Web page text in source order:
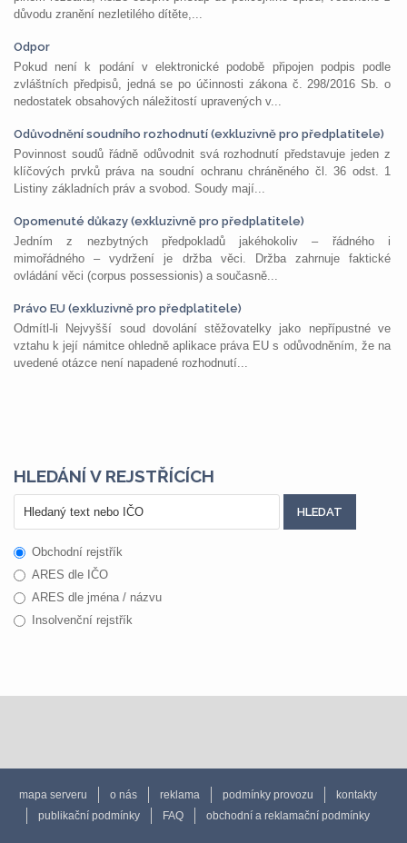
důvodu zranění nezletilého dítěte,...
Odpor
Pokud není k podání v elektronické podobě připojen podpis podle
zvláštních předpisů, jedná se po účinnosti zákona č. 298/2016 Sb. o
nedostatek obsahových náležitostí upravených v...
Odůvodnění soudního rozhodnutí (exkluzivně pro předplatitele)
Povinnost soudů řádně odůvodnit svá rozhodnutí představuje jeden z
klíčových prvků práva na soudní ochranu chráněného čl. 36 odst. 1
Listiny základních práv a svobod. Soudy mají...
Opomenuté důkazy (exkluzivně pro předplatitele)
Jedním z nezbytných předpokladů jakéhokoliv – řádného i
mimořádného – vydržení je držba věci. Držba zahrnuje faktické
ovládání věci (corpus possessionis) a současně...
Právo EU (exkluzivně pro předplatitele)
Odmítl-li Nejvyšší soud dovolání stěžovatelky jako nepřípustné ve
vztahu k její námitce ohledně aplikace práva EU s odůvodněním, že na
uvedené otázce není napadené rozhodnutí...
HLEDÁNÍ V REJSTŘÍCÍCH
Obchodní rejstřík
ARES dle IČO
ARES dle jména / názvu
Insolvenční rejstřík
mapa serveru o nás reklama podmínky provozu
kontakty
publikační podmínky
FAQ obchodní a reklamační podmínky